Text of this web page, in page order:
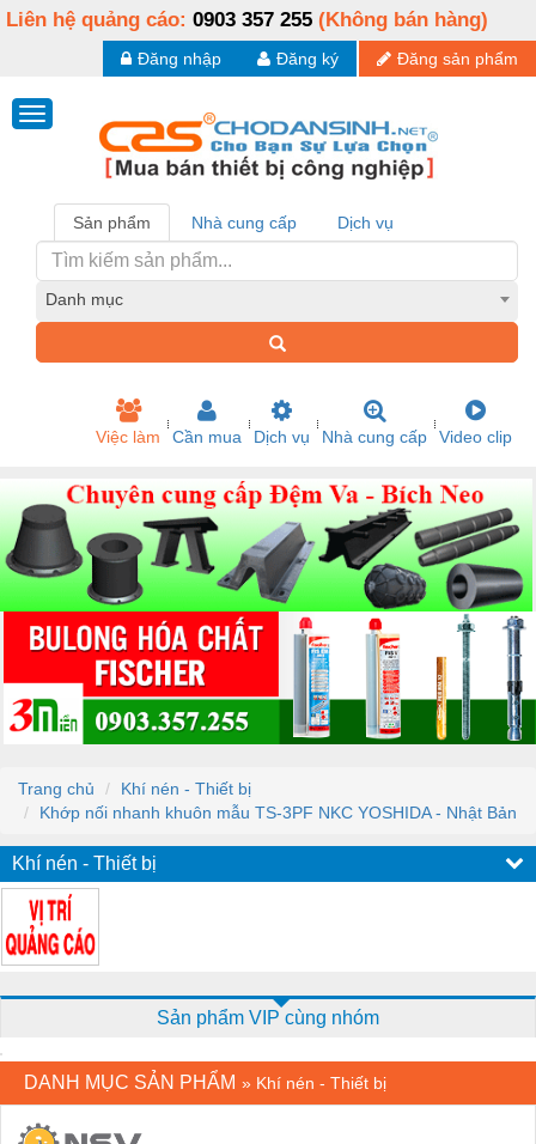
Liên hệ quảng cáo: 0903 357 255 (Không bán hàng)
Đăng sản phẩm
Đăng ký
Đăng nhập
Sản phẩm Nhà cung cấp Dịch vụ
Danh mục
Việc làm Cần mua Dịch vụ Nhà cung cấp Video clip
Trang chủ
Khí nén - Thiết bị
Khớp nối nhanh khuôn mẫu TS-3PF NKC YOSHIDA - Nhật Bản
Khí nén - Thiết bị
Sản phẩm VIP cùng nhóm
DANH MỤC SẢN PHẨM » Khí nén - Thiết bị